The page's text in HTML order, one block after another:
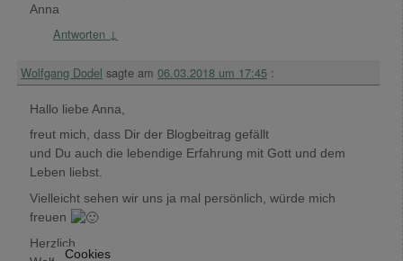
Anna
Antworten ↓
Wolfgang Dodel sagte am 06.03.2018 um 17:45 :
Hallo liebe Anna,
freut mich, dass Dir der Blogbeitrag gefällt
und Du auch die lebendige Erfahrung mit Gott und dem
Leben liebst.
Vielleicht sehen wir uns ja mal persönlich, würde mich
freuen
Herzlich
Cookies